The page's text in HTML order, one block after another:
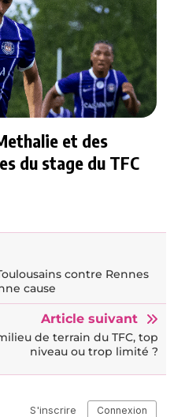
et des
du stage du TFC
contre Rennes
cause
Article suivant
de terrain du TFC, top
niveau ou trop limité ?